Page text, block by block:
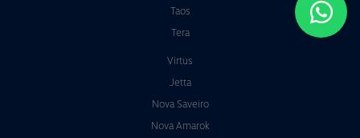
Taos
Tera
Virtus
Jetta
Nova Saveiro
Nova Amarok